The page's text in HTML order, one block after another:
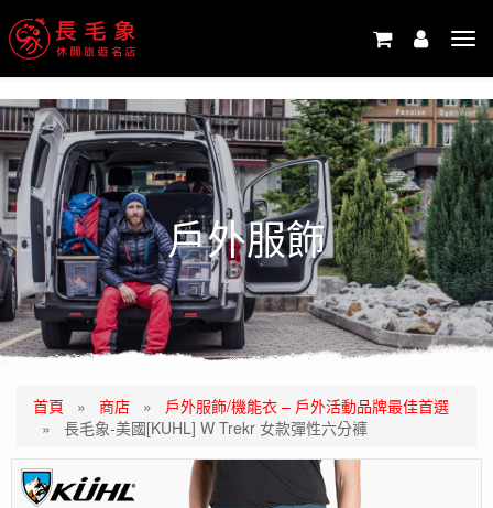
戶外服飾
首頁 » 商店 » 戶外服飾/機能衣 – 戶外活動品牌最佳首選
» 長毛象-美國[KUHL] W Trekr 女款彈性六分褲